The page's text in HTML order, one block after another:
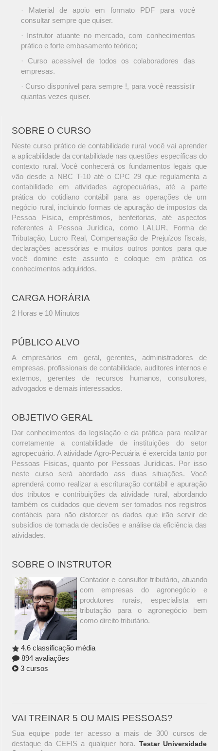
· Material de apoio em formato PDF para você
consultar sempre que quiser.
· Instrutor atuante no mercado, com conhecimentos
prático e forte embasamento teórico;
· Curso acessível de todos os colaboradores das
empresas.
· Curso disponível para sempre !, para você reassistir
quantas vezes quiser.
SOBRE O CURSO
Neste curso prático de contabilidade rural você vai aprender
a aplicabilidade da contabilidade nas questões específicas do
contexto rural. Você conhecerá os fundamentos legais que
vão desde a NBC T-10 até o CPC 29 que regulamenta a
contabilidade em atividades agropecuárias, até a parte
prática do cotidiano contábil para as operações de um
negócio rural, incluindo formas de apuração de impostos da
Pessoa Física, empréstimos, benfeitorias, até aspectos
referentes à Pessoa Jurídica, como LALUR, Forma de
Tributação, Lucro Real, Compensação de Prejuízos fiscais,
declarações acessórias e muitos outros pontos para que
você domine este assunto e coloque em prática os
conhecimentos adquiridos.
CARGA HORÁRIA
2 Horas e 10 Minutos
PÚBLICO ALVO
A empresários em geral, gerentes, administradores de
empresas, profissionais de contabilidade, auditores internos e
externos, gerentes de recursos humanos, consultores,
advogados e demais interessados.
OBJETIVO GERAL
Dar conhecimentos da legislação e da prática para realizar
corretamente a contabilidade de instituições do setor
agropecuário. A atividade Agro-Pecuária é exercida tanto por
Pessoas Físicas, quanto por Pessoas Jurídicas. Por isso
neste curso será abordado ass duas situações. Você
aprenderá como realizar a escrituração contábil e apuração
dos tributos e contribuições da atividade rural, abordando
também os cuidados que devem ser tomados nos registros
contábeis para não distorcer os dados que irão servir de
subsídios de tomada de decisões e análise da eficiência das
atividades.
SOBRE O INSTRUTOR
Contador e consultor tributário, atuando
com empresas do agronegócio e
produtores rurais, especialista em
tributação para o agronegócio bem
como direito tributário.
4.6 classificação média
894 avaliações
3 cursos
VAI TREINAR 5 OU MAIS PESSOAS?
Sua equipe pode ter acesso a mais de 300 cursos de
destaque da CEFIS a qualquer hora. Testar Universidade